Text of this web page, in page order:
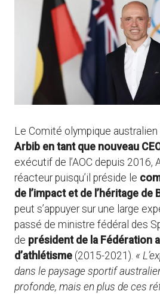
Le Comité olympique australien
Arbib en tant que nouveau
exécutif de l’AOC depuis 2016,
réacteur puisqu’il préside le
de l’impact et de l’héritage de
peut s’appuyer sur une large
passé de ministre fédéral des
de président de la Fédération
d’athlétisme (2015-2021). «
dans le paysage sportif
profonde, mais en plus de ces